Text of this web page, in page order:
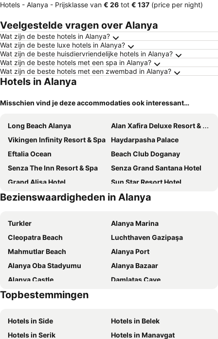
Hotels - Alanya - Prijsklasse van ‎€ 26 tot ‎€ 137 (price per night)
Veelgestelde vragen over Alanya
Wat zijn de beste hotels in Alanya?
Wat zijn de beste luxe hotels in Alanya?
Wat zijn de beste huisdiervriendelijke hotels in Alanya?
Wat zijn de beste hotels met een spa in Alanya?
Wat zijn de beste hotels met een zwembad in Alanya?
Hotels in Alanya
Misschien vind je deze accommodaties ook interessant…
Long Beach Alanya
Alan Xafira Deluxe Resort & Spa-ULTRA ALL INCLUSIVE
Vikingen Infinity Resort & Spa
Haydarpasha Palace
Eftalia Ocean
Beach Club Doganay
Senza The Inn Resort & Spa
Senza Grand Santana Hotel
Grand Alisa Hotel
Sun Star Resort Hotel
Noxinn Deluxe Hotel - Ultra All Inclusive
Elite Luxury Suite & Spa
Ramira Joy Hotel
Xoria Deluxe
Avena Resort & Spa Hotel
Sey Beach Hotel & Spa
Kleopatra Atlas Hotel
Diamond Hill Resort Hotel
Asia Beach Resort & Spa Hotel
Kleopatra Ramira Hotel
Campus Hill Hotel
Oba Star Hotel & Spa
Eftalia Splash Resort Hotel
Kleopatra Dreams Beach Hotel
Green Garden Resort & Spa Hotel
Numa Bay Exclusive
Goldcity Hotel
Bezienswaardigheden in Alanya
Turkler
Alanya Marina
Cleopatra Beach
Luchthaven Gazipaşa
Mahmutlar Beach
Alanya Port
Alanya Oba Stadyumu
Alanya Bazaar
Alanya Castle
Damlatas Cave
Alanya Bus Terminal
Dim Dam
Alanya Triatlon
Kargicak
Statue of Ataturk
Topbestemmingen
Hotels in Side
Hotels in Belek
Hotels in Serik
Hotels in Manavgat